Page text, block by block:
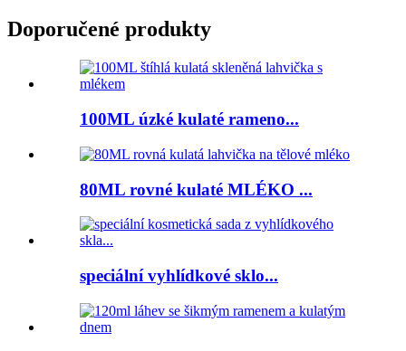
Doporučené produkty
100ML úzké kulaté rameno...
80ML rovné kulaté MLÉKO ...
speciální vyhlídkové sklo...